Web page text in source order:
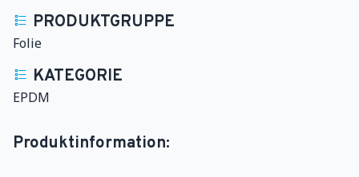
PRODUKTGRUPPE
Folie
KATEGORIE
EPDM
Produktinformation: